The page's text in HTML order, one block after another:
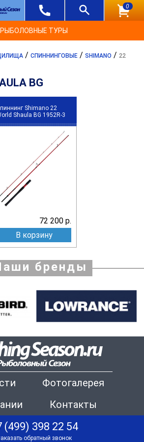
0
РЫБОЛОВНЫЕ ТУРЫ
/ СПИННИНГОВЫЕ / SHIMANO / 22
BG
Shimano 22
Shaula BG 1952R-3
72 200 р.
В корзину
бренды
Фотогалерея
Контакты
(499) 398 22 54
обратный звонок